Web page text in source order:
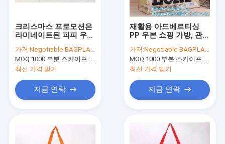
크리스마스 프로모션은
라미네이트된 피피 우븐
로고 라미네이트된 피피
우븐 쇼핑 가방, 바게아
세를 특화했습니다
가격:Negotiable BAGPLASTICS@YAHOO.COM
MOQ:1000 부분 스카이프 : 마이데아르닐
최신 가격 받기
지금 연락
재활용 아드베르티싱
PP 우븐 쇼핑 가방, 관습
셔널 여성용 대형 손가
방, 백플라스틱스 팩을
적층했습니다
가격:Negotiable BAGPLASTICS@YAHOO.COM
MOQ:1000 부분 스카이프 : 마이데아르닐
최신 가격 받기
지금 연락